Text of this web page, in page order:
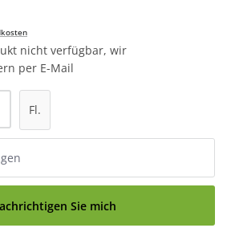
nicht verfügbar, wir
per E-Mail
Fl.
Sie mich